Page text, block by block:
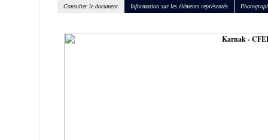
Consulter le document Information sur les éléments représentés